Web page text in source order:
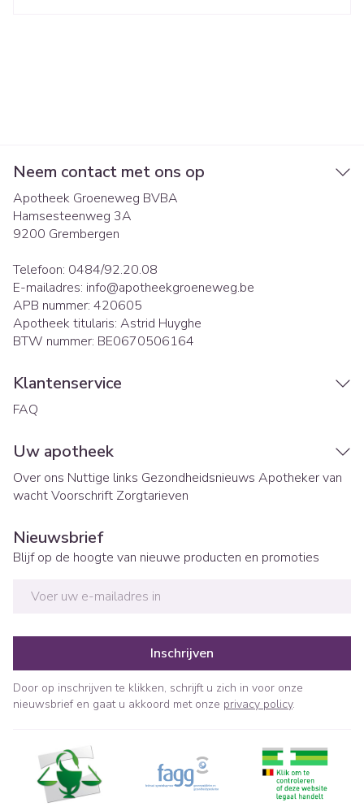
Neem contact met ons op
Apotheek Groeneweg BVBA
Hamsesteenweg 3A
9200 Grembergen
Telefoon: 0484/92.20.08
E-mailadres: info@apotheekgroeneweg.be
APB nummer: 420605
Apotheek titularis: Astrid Huyghe
BTW nummer: BE0670506164
Klantenservice
FAQ
Uw apotheek
Over ons Nuttige links Gezondheidsnieuws Apotheker van
wachtVoorschrift Zorgtarieven
Nieuwsbrief
Blijf op de hoogte van nieuwe producten en promoties
Inschrijven
Door op inschrijven te klikken, schrijft u zich in voor onze
nieuwsbrief en gaat u akkoord met onze privacy policy.